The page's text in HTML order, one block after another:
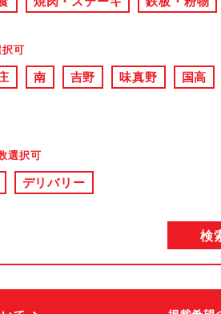
可
南 吉野 味真野 国高
選択可
デリバリー